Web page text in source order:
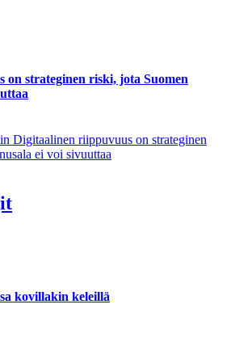
strateginen riski, jota Suomen
Digitaalinen riippuvuus on strateginen
ei voi sivuuttaa
kovillakin keleillä